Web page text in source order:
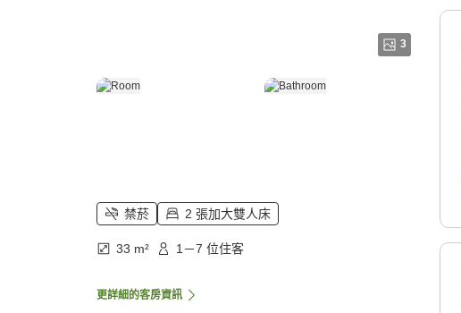
3
禁菸 2 張加大雙人床
33 m² 1－7 位住客
更詳細的客房資訊